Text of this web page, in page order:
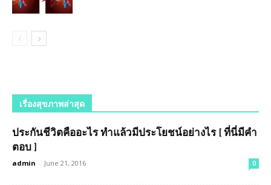
เรื่องสุขภาพล่าสุด
ประกันชีวิตคืออะไร ทำแล้วมีประโยชน์อย่างไร [ ที่นี่มีคำ
ตอบ ]
admin - June 21, 2016 0